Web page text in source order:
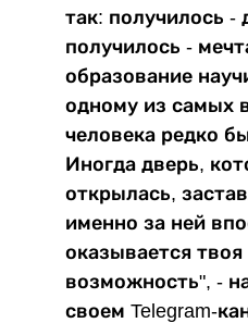
так: получилось -
получилось -
образование
одному из самых
человека редко
Иногда дверь,
открылась,
именно за ней
оказывается
возможность", -
своем Telegram-